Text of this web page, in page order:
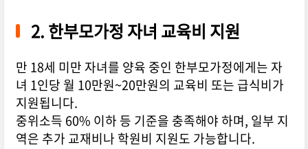
2. 한부모가정 자녀 교육비 지원
만 18세 미만 자녀를 양육 중인 한부모가정에게는자
녀 1인당 월 10만원~20만원의 교육비 또는 급식비가
지원됩니다.
중위소득 60% 이하 등 기준을 충족해야 하며, 일부 지
역은 추가 교재비나 학원비 지원도 가능합니다.